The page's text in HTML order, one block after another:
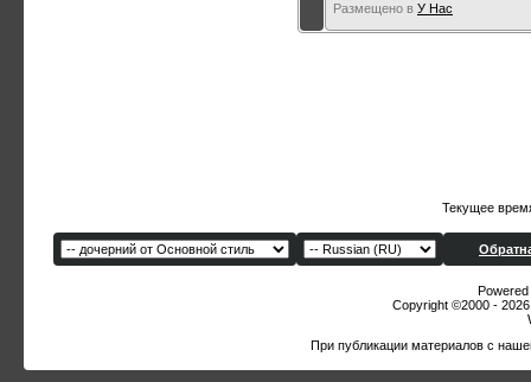
Размещено в У Нас
Текущее
Copyright ©2000 -
При публикации материалов с